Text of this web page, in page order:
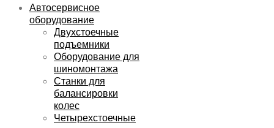
Автосервисное
оборудование
Двухстоечные
подъемники
Оборудование для
шиномонтажа
Станки для
балансировки
колес
Четырехстоечные